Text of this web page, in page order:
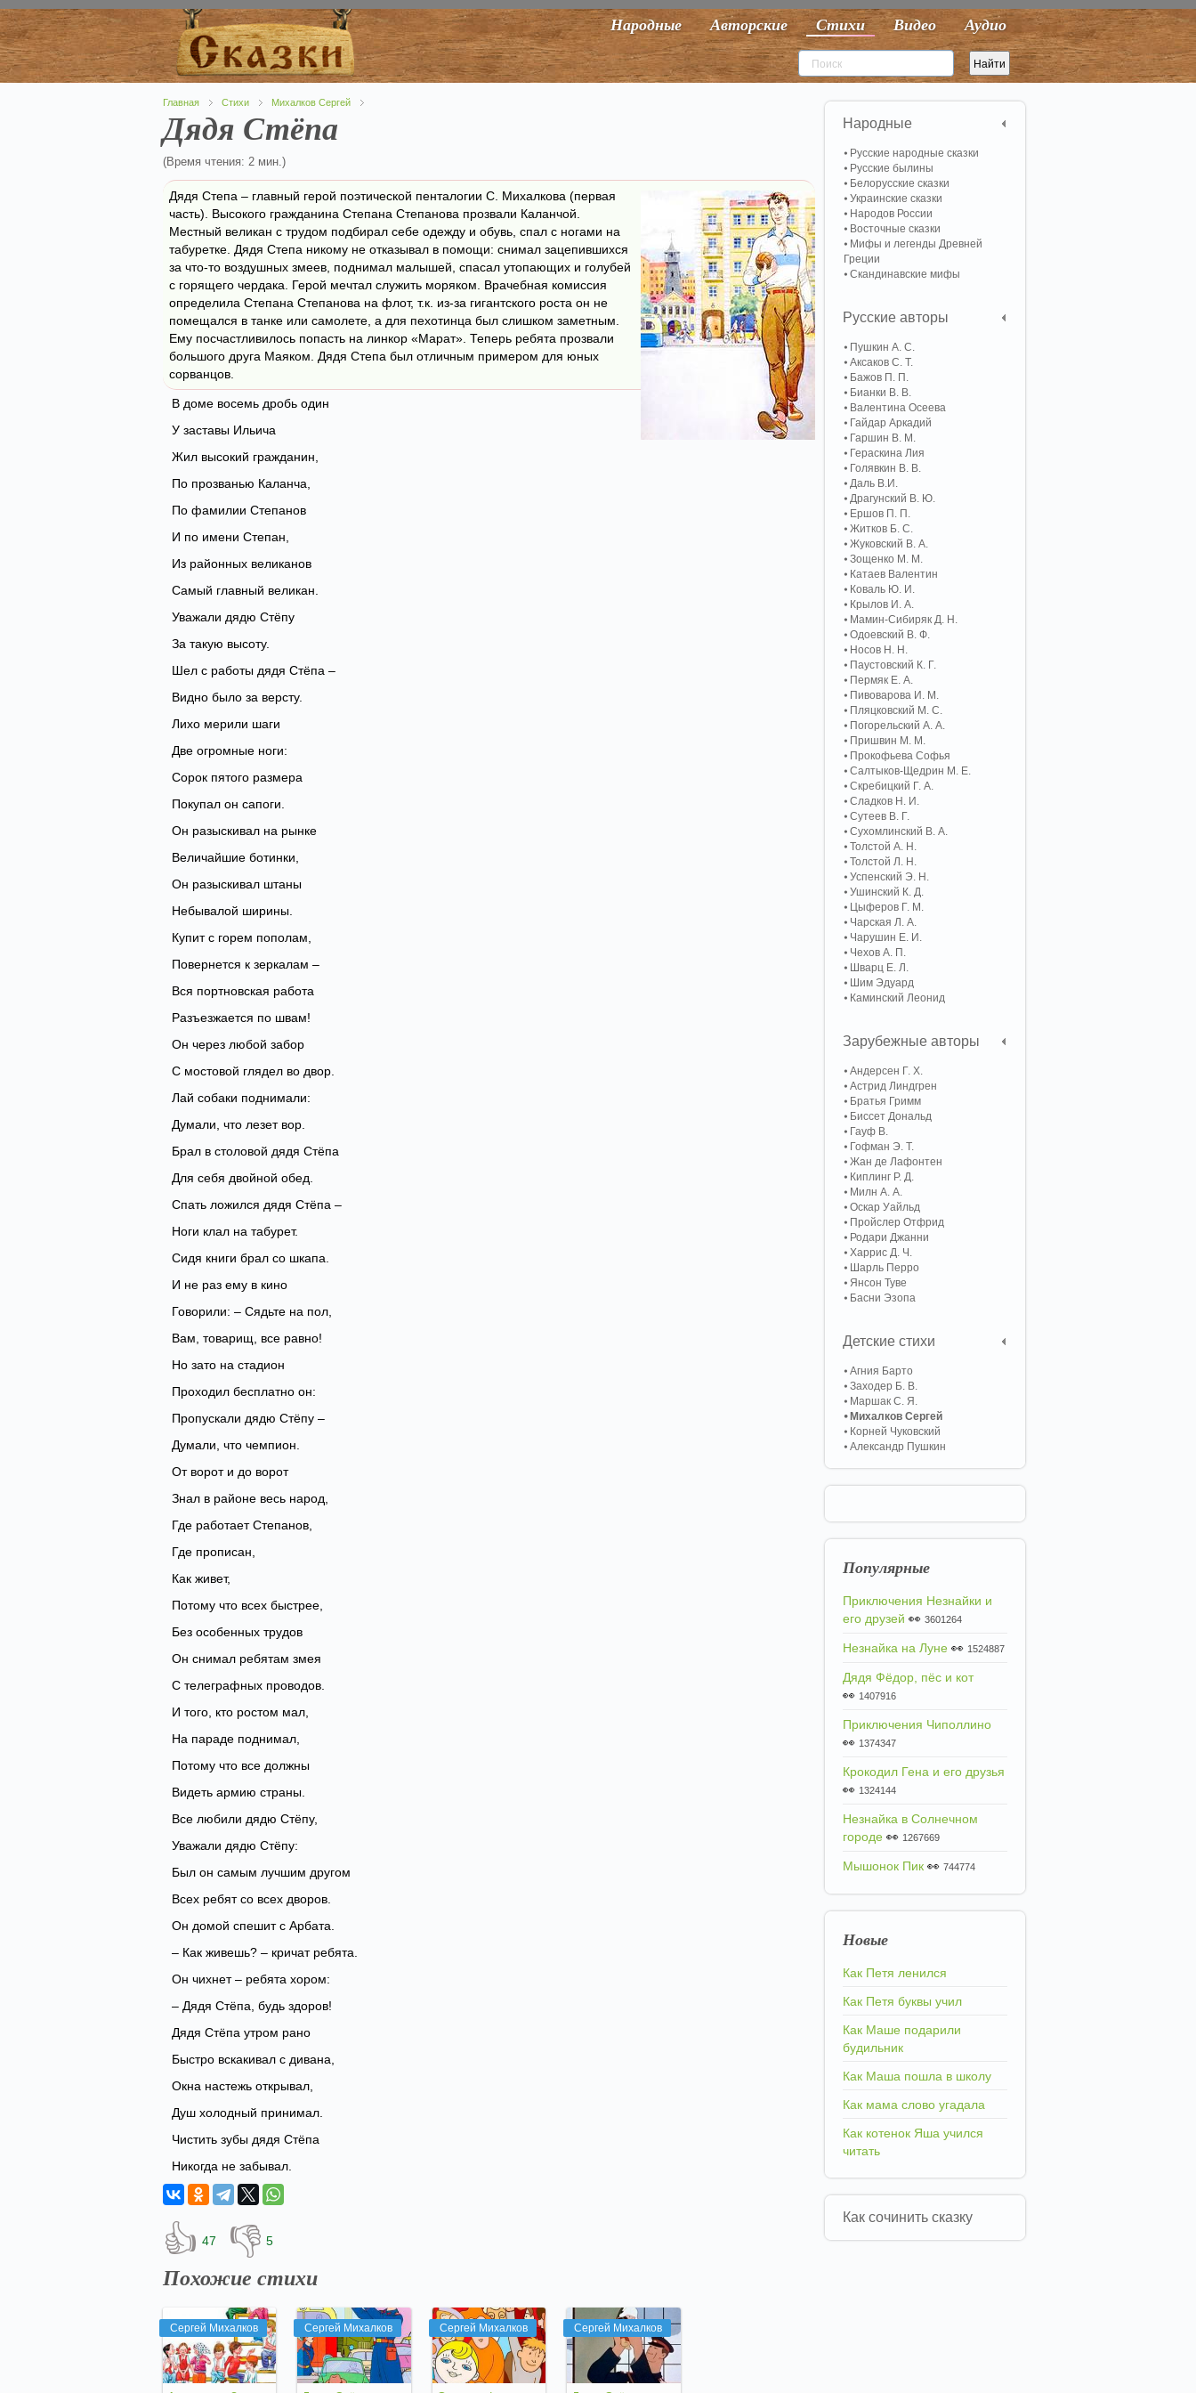
Народные Авторские Стихи Видео Аудио
Главная Стихи Михалков Сергей
Дядя Стёпа
(Время чтения: 2 мин.)
Дядя Степа – главный герой поэтической пенталогии С. Михалкова (первая
часть). Высокого гражданина Степана Степанова прозвали Каланчой.
Местный великан с трудом подбирал себе одежду и обувь, спал с ногами на
табуретке. Дядя Степа никому не отказывал в помощи: снимал зацепившихся
за что-то воздушных змеев, поднимал малышей, спасал утопающих и голубей
с горящего чердака. Герой мечтал служить моряком. Врачебная комиссия
определила Степана Степанова на флот, т.к. из-за гигантского роста он не
помещался в танке или самолете, а для пехотинца был слишком заметным.
Ему посчастливилось попасть на линкор «Марат». Теперь ребята прозвали
большого друга Маяком. Дядя Степа был отличным примером для юных
сорванцов.
В доме восемь дробь один
У заставы Ильича
Жил высокий гражданин,
По прозванью Каланча,
По фамилии Степанов
И по имени Степан,
Из районных великанов
Самый главный великан.
Уважали дядю Стёпу
За такую высоту.
Шел с работы дядя Стёпа –
Видно было за версту.
Лихо мерили шаги
Две огромные ноги:
Сорок пятого размера
Покупал он сапоги.
Он разыскивал на рынке
Величайшие ботинки,
Он разыскивал штаны
Небывалой ширины.
Купит с горем пополам,
Повернется к зеркалам –
Вся портновская работа
Разъезжается по швам!
Он через любой забор
С мостовой глядел во двор.
Лай собаки поднимали:
Думали, что лезет вор.
Брал в столовой дядя Стёпа
Для себя двойной обед.
Спать ложился дядя Стёпа –
Ноги клал на табурет.
Сидя книги брал со шкапа.
И не раз ему в кино
Говорили: – Сядьте на пол,
Вам, товарищ, все равно!
Но зато на стадион
Проходил бесплатно он:
Пропускали дядю Стёпу –
Думали, что чемпион.
От ворот и до ворот
Знал в районе весь народ,
Где работает Степанов,
Где прописан,
Как живет,
Потому что всех быстрее,
Без особенных трудов
Он снимал ребятам змея
С телеграфных проводов.
И того, кто ростом мал,
На параде поднимал,
Потому что все должны
Видеть армию страны.
Все любили дядю Стёпу,
Уважали дядю Стёпу:
Был он самым лучшим другом
Всех ребят со всех дворов.
Он домой спешит с Арбата.
– Как живешь? – кричат ребята.
Он чихнет – ребята хором:
– Дядя Стёпа, будь здоров!
Дядя Стёпа утром рано
Быстро вскакивал с дивана,
Окна настежь открывал,
Душ холодный принимал.
Чистить зубы дядя Стёпа
Никогда не забывал.
👍 47 👎 5
Похожие стихи
Сергей Михалков Сергей Михалков Сергей Михалков Сергей Михалков
Народные
Русские народные сказки
Русские былины
Белорусские сказки
Украинские сказки
Народов России
Восточные сказки
Мифы и легенды Древней
Греции
Скандинавские мифы
Русские авторы
Пушкин А. С.
Аксаков С. Т.
Бажов П. П.
Бианки В. В.
Валентина Осеева
Гайдар Аркадий
Гаршин В. М.
Гераскина Лия
Голявкин В. В.
Даль В.И.
Драгунский В. Ю.
Ершов П. П.
Житков Б. С.
Жуковский В. А.
Зощенко М. М.
Катаев Валентин
Коваль Ю. И.
Крылов И. А.
Мамин-Сибиряк Д. Н.
Одоевский В. Ф.
Носов Н. Н.
Паустовский К. Г.
Пермяк Е. А.
Пивоварова И. М.
Пляцковский М. С.
Погорельский А. A.
Пришвин М. М.
Прокофьева Софья
Салтыков-Щедрин М. Е.
Скребицкий Г. А.
Сладков Н. И.
Сутеев В. Г.
Сухомлинский В. А.
Толстой А. Н.
Толстой Л. Н.
Успенский Э. Н.
Ушинский К. Д.
Цыферов Г. М.
Чарская Л. А.
Чарушин Е. И.
Чехов А. П.
Шварц Е. Л.
Шим Эдуард
Каминский Леонид
Зарубежные авторы
Андерсен Г. Х.
Астрид Линдгрен
Братья Гримм
Биссет Дональд
Гауф В.
Гофман Э. Т.
Жан де Лафонтен
Киплинг Р. Д.
Милн А. А.
Оскар Уайльд
Пройслер Отфрид
Родари Джанни
Харрис Д. Ч.
Шарль Перро
Янсон Туве
Басни Эзопа
Детские стихи
Агния Барто
Заходер Б. В.
Маршак С. Я.
Михалков Сергей
Корней Чуковский
Александр Пушкин
Популярные
Приключения Незнайки и
его друзей 👀 3601264
Незнайка на Луне 👀 1524887
Дядя Фёдор, пёс и кот
👀 1407916
Приключения Чиполлино
👀 1374347
Крокодил Гена и его друзья
👀 1324144
Незнайка в Солнечном
городе 👀 1267669
Мышонок Пик 👀 744774
Новые
Как Петя ленился
Как Петя буквы учил
Как Маше подарили
будильник
Как Маша пошла в школу
Как мама слово угадала
Как котенок Яша учился
читать
Как сочинить сказку